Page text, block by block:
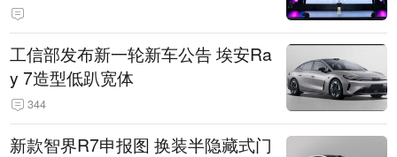
工信部发布新一轮新车公告 埃安Ra
y 7造型低趴宽体
344
新款智界R7申报图 换装半隐藏式门